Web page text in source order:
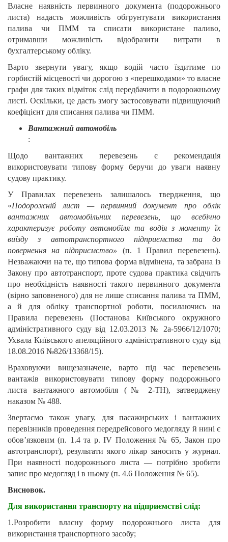
Власне наявність первинного документа (подорожнього
листа) надасть можливість обгрунтувати використання
палива чи ПММ та списати використане паливо,
отримавши можливість відобразити витрати в
бухгалтерському обліку.
Варто звернути увагу, якщо водій часто їздитиме по
горбистій місцевості чи дорогою з «перешкодами» то власне
графи для таких відміток слід передбачити в подорожньому
листі. Оскільки, це дасть змогу застосовувати підвищуючий
коефіцієнт для списання палива чи ПММ.
Вантажний автомобіль
:
Щодо вантажних перевезень є рекомендація
використовувати типову форму беручи до уваги наявну
судову практику.
У Правилах перевезень залишалось твердження, що
«Подорожній лист — первинний документ про облік
вантажних автомобільних перевезень, що всебічно
характеризує роботу автомобіля та водія з моменту їх
виїзду з автотранспортного підприємства та до
повернення на підприємство» (п. 1 Правил перевезень).
Незважаючи на те, що типова форма відмінена, та забрана із
Закону про автотранспорт, проте судова практика свідчить
про необхідність наявності такого первинного документа
(вірно заповненого) для не лише списання палива та ПММ,
а й для обліку транспортної роботи, посилаючись на
Правила перевезень (Постанова Київського окружного
адміністративного суду від 12.03.2013 № 2а-5966/12/1070;
Ухвала Київського апеляційного адміністративного суду від
18.08.2016 №826/13368/15).
Враховуючи вищезазначене, варто під час перевезень
вантажів використовувати типову форму подорожнього
листа вантажного автомобіля (№ 2-ТН), затверджену
наказом № 488.
Звертаємо також увагу, для пасажирських і вантажних
перевізників проведення передрейсового медогляду й нині є
обов’язковим (п. 1.4 та р. ІV Положення № 65, Закон про
автотранспорт), результати якого лікар заносить у журнал.
При наявності подорожнього листа — потрібно зробити
запис про медогляд і в ньому (п. 4.6 Положення № 65).
Висновок.
Для використання транспорту на підприємстві слід:
1.Розробити власну форму подорожнього листа для
використання транспортного засобу;